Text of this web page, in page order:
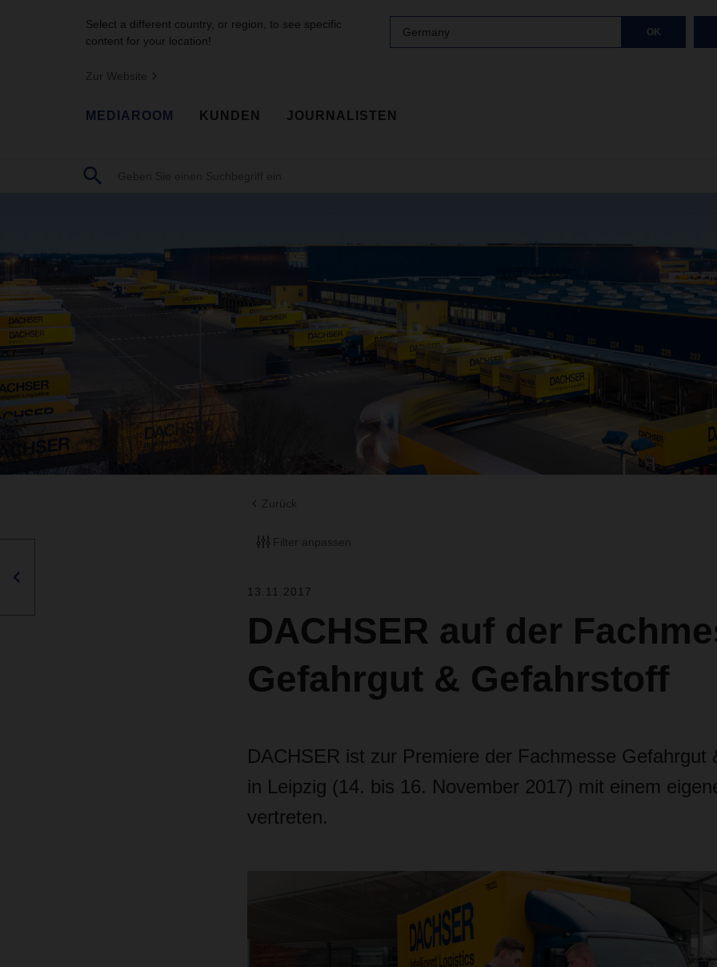
Select a different country, or region, to see specific
content for your location!
Germany OK
Zur Website
MEDIAROOM KUNDEN JOURNALISTEN
Zurück
Filter anpassen
13.11.2017
DACHSER auf der
Gefahrgut & Gefahrstoff
DACHSER ist zur Premiere der Fachmesse Gefahrgut
in Leipzig (14. bis 16. November 2017) mit einem
vertreten.